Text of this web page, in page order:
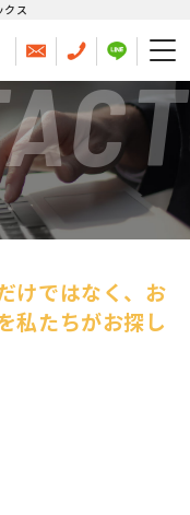
クス
けではなく、 お
私たちがお探し